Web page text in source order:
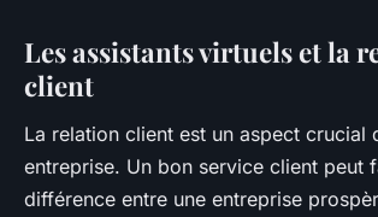
Les assistants virtuels et la
client
La relation client est un aspect crucial
entreprise. Un bon service client peut
différence entre une entreprise